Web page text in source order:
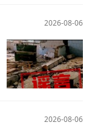
2026-08-06
2026-08-06